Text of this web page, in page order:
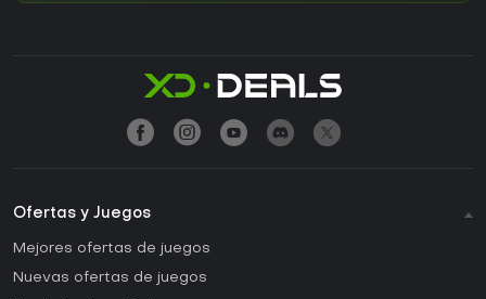
Ofertas y Juegos
Mejores ofertas de juegos
Nuevas ofertas de juegos